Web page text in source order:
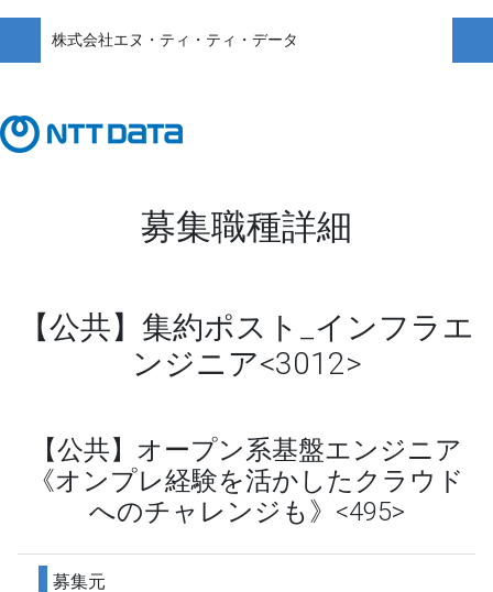
株式会社エヌ・ティ・ティ・データ
募集職種詳細
【公共】集約ポスト_インフラエ
ンジニア<3012>
【公共】オープン系基盤エンジニア
《オンプレ経験を活かしたクラウド
へのチャレンジも》<495>
募集元